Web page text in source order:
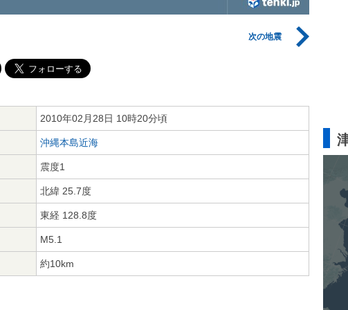
次の地震
2010年02月28日 10時20分頃
沖縄本島近海
震度1
北緯 25.7度
東経 128.8度
M5.1
約10km